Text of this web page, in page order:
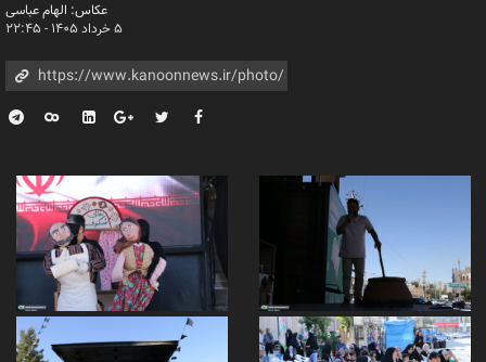
عکاس: الهام عباسی
۵ خرداد ۱۴۰۵ - ۲۲:۴۵